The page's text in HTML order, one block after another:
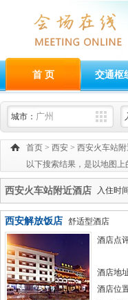
首 页 交通枢
城市：
首页 > 西安 > 西安火车站
以下搜索结果，是以地图
西安火车站附近酒店 入住时
西安解放饭店 舒适型酒店
酒店点
酒店地
酒店位